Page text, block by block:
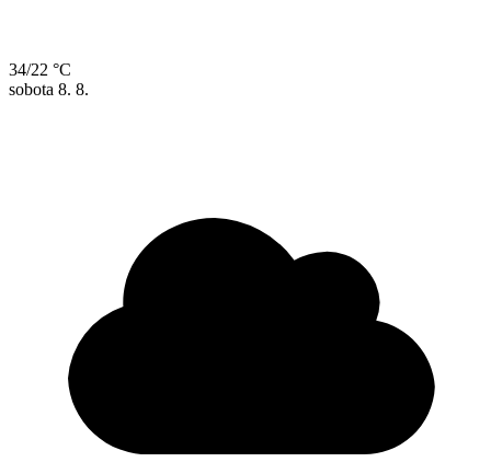
34/22 °C
sobota 8. 8.